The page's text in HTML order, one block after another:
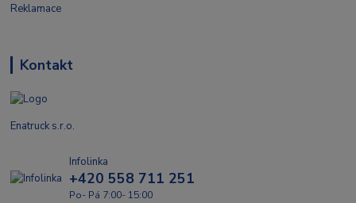
Reklamace
Kontakt
Enatruck s.r.o.
Infolinka
+420 558 711 251
Po- Pá 7:00- 15:00